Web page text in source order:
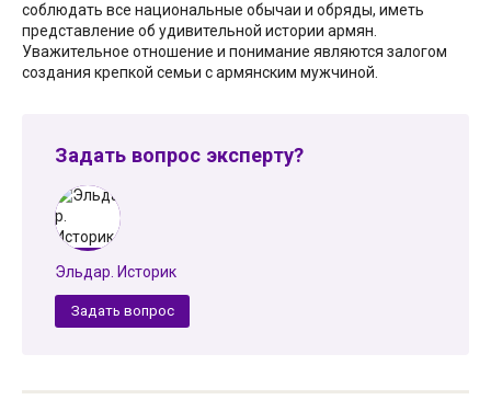
соблюдать все национальные обычаи и обряды, иметь
представление об удивительной истории армян.
Уважительное отношение и понимание являются залогом
создания крепкой семьи с армянским мужчиной.
Задать вопрос эксперту?
Эльдар. Историк
Задать вопрос